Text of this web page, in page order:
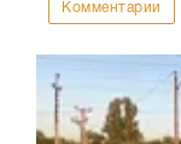
Комментарии